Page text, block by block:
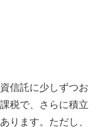
信託に少しずつお
税で、さらに積立
ります。ただし、